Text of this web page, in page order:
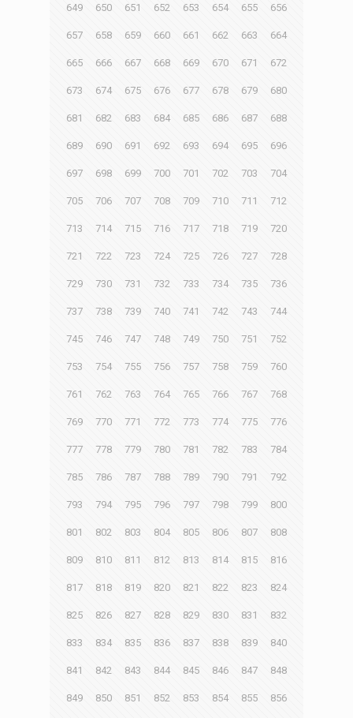
649 650 651 652 653 654 655 656
657 658 659 660 661 662 663 664
665 666 667 668 669 670 671 672
673 674 675 676 677 678 679 680
681 682 683 684 685 686 687 688
689 690 691 692 693 694 695 696
697 698 699 700 701 702 703 704
705 706 707 708 709 710 711 712
713 714 715 716 717 718 719 720
721 722 723 724 725 726 727 728
729 730 731 732 733 734 735 736
737 738 739 740 741 742 743 744
745 746 747 748 749 750 751 752
753 754 755 756 757 758 759 760
761 762 763 764 765 766 767 768
769 770 771 772 773 774 775 776
777 778 779 780 781 782 783 784
785 786 787 788 789 790 791 792
793 794 795 796 797 798 799 800
801 802 803 804 805 806 807 808
809 810 811 812 813 814 815 816
817 818 819 820 821 822 823 824
825 826 827 828 829 830 831 832
833 834 835 836 837 838 839 840
841 842 843 844 845 846 847 848
849 850 851 852 853 854 855 856